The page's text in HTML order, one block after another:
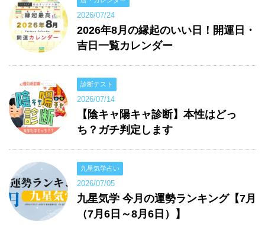
2026/07/24
2026年8月の縁起のいい日！開運日・
吉日一覧カレンダー
診断テスト
2026/07/14
【陰キャ陽キャ診断】本性はどっ
ち？ガチ判定します
九星気学占い
2026/07/05
九星気学 今月の運勢ランキング【7月
（7月6日～8月6日）】